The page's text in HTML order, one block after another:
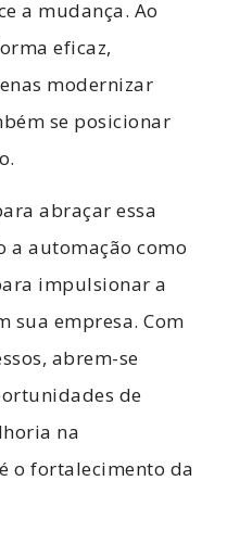
a mudança. Ao
eficaz,
modernizar
se posicionar
abraçar essa
a automação como
impulsionar a
sua empresa. Com
abrem-se
de
na
o fortalecimento da